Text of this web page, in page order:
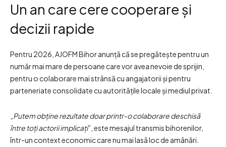
Un an care cere cooperare și
decizii rapide
Pentru 2026, AJOFM Bihor anunță că se pregătește pentru un
număr mai mare de persoane care vor avea nevoie de sprijin,
pentru o colaborare mai strânsă cu angajatorii și pentru
parteneriate consolidate cu autoritățile locale și mediul privat.
Putem obține rezultate doar printr-o colaborare deschisă
între toți actorii implicați”, este mesajul transmis bihorenilor,
într-un context economic care nu mai lasă loc de amânări.